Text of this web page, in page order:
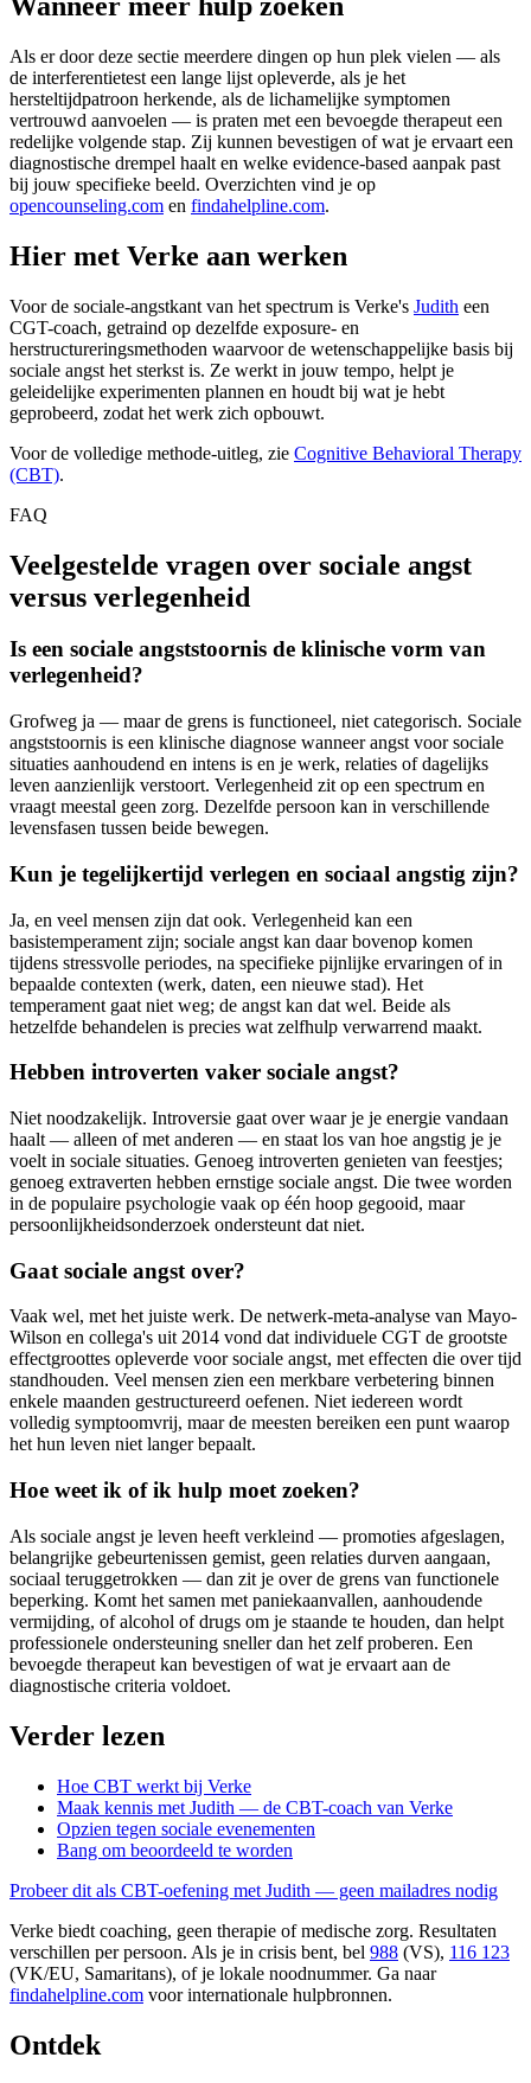
Als er door deze sectie meerdere dingen op hun plek vielen — als
de interferentietest een lange lijst opleverde, als je het
hersteltijdpatroon herkende, als de lichamelijke symptomen
vertrouwd aanvoelen — is praten met een bevoegde therapeut een
redelijke volgende stap. Zij kunnen bevestigen of wat je ervaart een
diagnostische drempel haalt en welke evidence-based aanpak past
bij jouw specifieke beeld. Overzichten vind je op
opencounseling.com en findahelpline.com.
Hier met Verke aan werken
Voor de sociale-angstkant van het spectrum is Verke's Judith een
CGT-coach, getraind op dezelfde exposure- en
herstructureringsmethoden waarvoor de wetenschappelijke basis bij
sociale angst het sterkst is. Ze werkt in jouw tempo, helpt je
geleidelijke experimenten plannen en houdt bij wat je hebt
geprobeerd, zodat het werk zich opbouwt.
Voor de volledige methode-uitleg, zie Cognitive Behavioral Therapy
(CBT).
FAQ
Veelgestelde vragen over sociale angst
versus verlegenheid
Is een sociale angststoornis de klinische vorm van
verlegenheid?
Grofweg ja — maar de grens is functioneel, niet categorisch. Sociale
angststoornis is een klinische diagnose wanneer angst voor sociale
situaties aanhoudend en intens is en je werk, relaties of dagelijks
leven aanzienlijk verstoort. Verlegenheid zit op een spectrum en
vraagt meestal geen zorg. Dezelfde persoon kan in verschillende
levensfasen tussen beide bewegen.
Kun je tegelijkertijd verlegen en sociaal angstig zijn?
Ja, en veel mensen zijn dat ook. Verlegenheid kan een
basistemperament zijn; sociale angst kan daar bovenop komen
tijdens stressvolle periodes, na specifieke pijnlijke ervaringen of in
bepaalde contexten (werk, daten, een nieuwe stad). Het
temperament gaat niet weg; de angst kan dat wel. Beide als
hetzelfde behandelen is precies wat zelfhulp verwarrend maakt.
Hebben introverten vaker sociale angst?
Niet noodzakelijk. Introversie gaat over waar je je energie vandaan
haalt — alleen of met anderen — en staat los van hoe angstig je je
voelt in sociale situaties. Genoeg introverten genieten van feestjes;
genoeg extraverten hebben ernstige sociale angst. Die twee worden
in de populaire psychologie vaak op één hoop gegooid, maar
persoonlijkheidsonderzoek ondersteunt dat niet.
Gaat sociale angst over?
Vaak wel, met het juiste werk. De netwerk-meta-analyse van Mayo-
Wilson en collega's uit 2014 vond dat individuele CGT de grootste
effectgroottes opleverde voor sociale angst, met effecten die over tijd
standhouden. Veel mensen zien een merkbare verbetering binnen
enkele maanden gestructureerd oefenen. Niet iedereen wordt
volledig symptoomvrij, maar de meesten bereiken een punt waarop
het hun leven niet langer bepaalt.
Hoe weet ik of ik hulp moet zoeken?
Als sociale angst je leven heeft verkleind — promoties afgeslagen,
belangrijke gebeurtenissen gemist, geen relaties durven aangaan,
sociaal teruggetrokken — dan zit je over de grens van functionele
beperking. Komt het samen met paniekaanvallen, aanhoudende
vermijding, of alcohol of drugs om je staande te houden, dan helpt
professionele ondersteuning sneller dan het zelf proberen. Een
bevoegde therapeut kan bevestigen of wat je ervaart aan de
diagnostische criteria voldoet.
Verder lezen
Hoe CBT werkt bij Verke
Maak kennis met Judith — de CBT-coach van Verke
Opzien tegen sociale evenementen
Bang om beoordeeld te worden
Probeer dit als CBT-oefening met Judith — geen mailadres nodig
Verke biedt coaching, geen therapie of medische zorg. Resultaten
verschillen per persoon. Als je in crisis bent, bel 988 (VS), 116 123
(VK/EU, Samaritans), of je lokale noodnummer. Ga naar
findahelpline.com voor internationale hulpbronnen.
Ontdek